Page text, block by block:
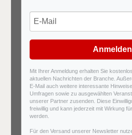
Anmelden
Mit Ihrer Anmeldung erhalten Sie
aktuellen Nachrichten der Branche.
E-Mail auch weitere interessante
Umfragen sowie zu ausgewählten
unserer Partner zusenden. Diese
freiwillig und kann jederzeit mit Wirkung
werden.
Für den Versand unserer Newsletter